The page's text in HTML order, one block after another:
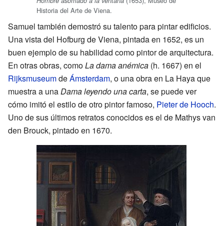
Historia del Arte de Viena.
Samuel también demostró su talento para pintar edificios.
Una vista del Hofburg de Viena, pintada en 1652, es un
buen ejemplo de su habilidad como pintor de arquitectura.
En otras obras, comoLa dama anémica (h. 1667) en el
RijksmuseumdeÁmsterdam, o una obra en La Haya que
muestra a unaDama leyendo una carta, se puede ver
cómo imitó el estilo de otro pintor famoso, Pieter de Hooch.
Uno de sus últimos retratos conocidos es el de Mathys van
den Brouck, pintado en 1670.